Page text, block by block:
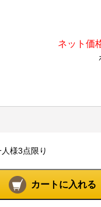
ネット価
人様3点限り
カートに入れる